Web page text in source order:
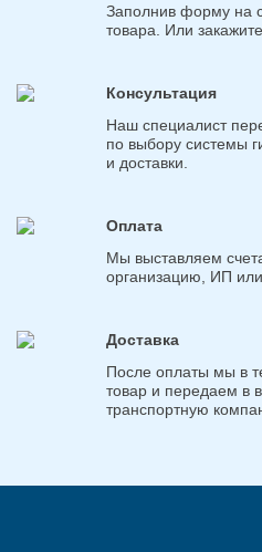
Заполнив форму на
товара. Или
Консультация
Наш специалист
по выбору системы
и доставки.
Оплата
Мы выставляем
организацию, ИП
Доставка
После оплаты мы в
товар и передаем в
транспортную